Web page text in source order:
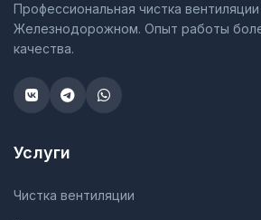
Профессиональная чистка
Железнодорожном. Опыт работы
качества.
Услуги
Чистка вентиляции